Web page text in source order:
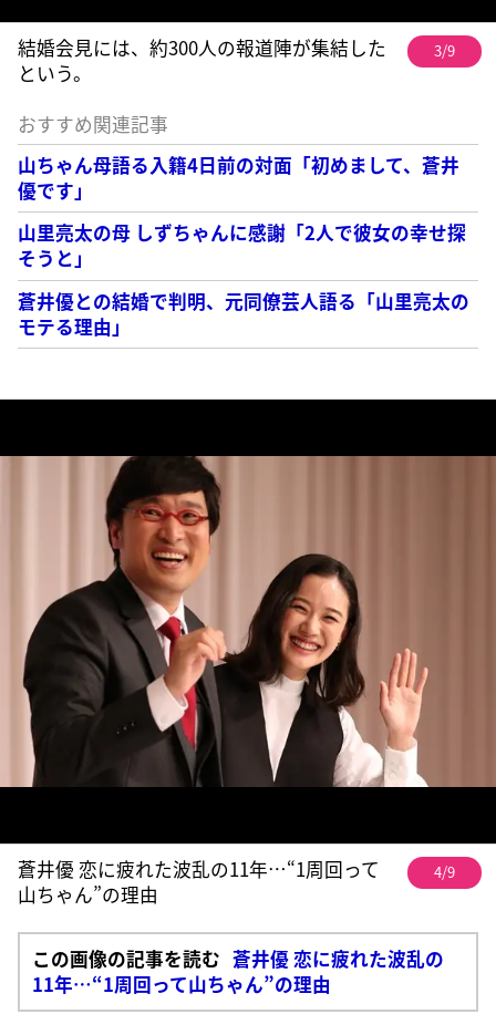
結婚会見には、約300人の報道陣が集結した
という。
3/9
おすすめ関連記事
山ちゃん母語る入籍4日前の対面「初めまして、蒼井
優です」
山里亮太の母 しずちゃんに感謝「2人で彼女の幸せ探
そうと」
蒼井優との結婚で判明、元同僚芸人語る「山里亮太の
モテる理由」
蒼井優 恋に疲れた波乱の11年…“1周回って
山ちゃん”の理由
4/9
この画像の記事を読む 蒼井優 恋に疲れた波乱の
11年…“1周回って山ちゃん”の理由